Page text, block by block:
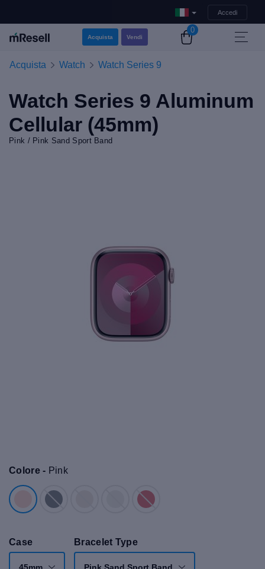
Accedi
Acquista Vendi
0
Acquista Watch Watch Series 9
Watch Series 9 Aluminum
Cellular (45mm)
Pink / Pink Sand Sport Band
Colore - Pink
Case Bracelet Type